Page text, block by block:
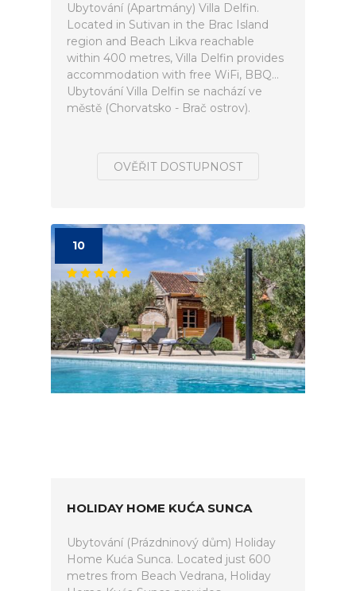
Ubytování (Apartmány) Villa Delfin.
Located in Sutivan in the Brac Island
region and Beach Likva reachable
within 400 metres, Villa Delfin provides
accommodation with free WiFi, BBQ...
Ubytování Villa Delfin se nachází ve
městě (Chorvatsko - Brač ostrov).
OVĚŘIT DOSTUPNOST
10
HOLIDAY HOME KUĆA SUNCA
Ubytování (Prázdninový dům) Holiday
Home Kuća Sunca. Located just 600
metres from Beach Vedrana, Holiday